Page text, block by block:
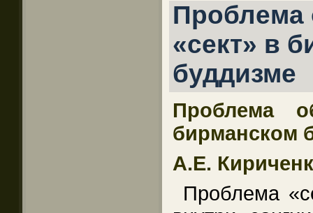
Проблема
«сект» в
буддизме
Проблема
бирманском
А.Е.
Проблема